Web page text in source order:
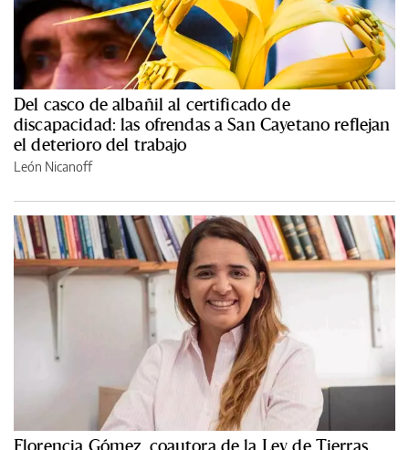
Del casco de albañil al certificado de
discapacidad: las ofrendas a San Cayetano reflejan
el deterioro del trabajo
León Nicanoff
Florencia Gómez, coautora de la Ley de Tierras,